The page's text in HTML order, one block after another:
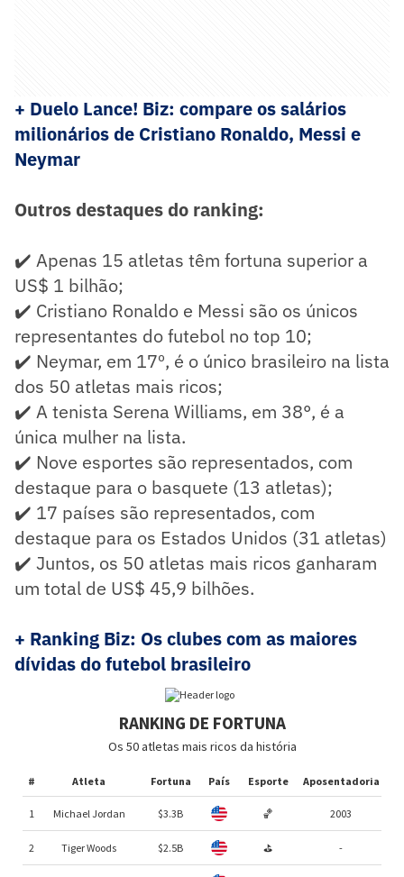
+ Duelo Lance! Biz: compare os salários
milionários de Cristiano Ronaldo, Messi e
Neymar
Outros destaques do ranking:
✔️ Apenas 15 atletas têm fortuna superior a
US$ 1 bilhão;
✔️ Cristiano Ronaldo e Messi são os únicos
representantes do futebol no top 10;
✔️ Neymar, em 17º, é o único brasileiro na lista
dos 50 atletas mais ricos;
✔️ A tenista Serena Williams, em 38°, é a
única mulher na lista.
✔️ Nove esportes são representados, com
destaque para o basquete (13 atletas);
✔️ 17 países são representados, com
destaque para os Estados Unidos (31 atletas)
✔️ Juntos, os 50 atletas mais ricos ganharam
um total de US$ 45,9 bilhões.
+ Ranking Biz: Os clubes com as maiores
dívidas do futebol brasileiro